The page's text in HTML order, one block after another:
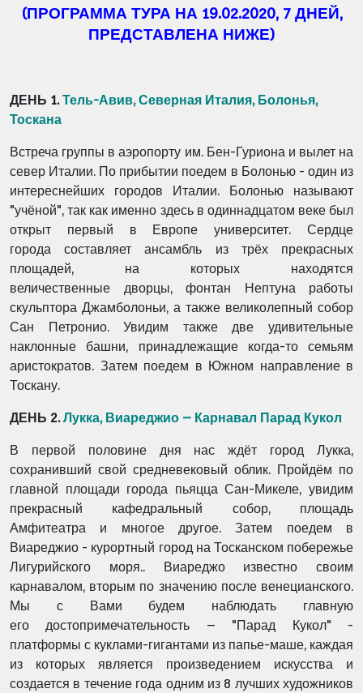
(ПРОГРАММА ТУРА НА 19.02.2020, 7 ДНЕЙ,
ПРЕДСТАВЛЕНА НИЖЕ)
ДЕНЬ 1.Тель-Авив, Северная Италия, Болонья,
Тоскана
Встреча группы в аэропорту им. Бен-Гуриона и вылет на
север Италии. По прибытии поедем в Болонью - один из
интереснейших городов Италии. Болонью называют
"учёной", так как именно здесь в одиннадцатом веке был
открыт первый в Европе университет. Сердце
городасоставляет ансамбль из трёх прекрасных
площадей, на которых находятся
величественные дворцы, фонтан Нептуна работы
скульптора Джамболоньи, а также великолепный собор
Сан Петронио. Увидим также две удивительные
наклонные башни, принадлежащие когда-то семьям
аристократов. Затем поедем в Южном направление в
Тоскану.
ДЕНЬ 2.Лукка, Виареджио – Карнавал Парад Кукол
В первой половине дня нас ждёт город Лукка,
сохранивший свой средневековый облик. Пройдём по
главной площади города пьяцца Сан-Микеле, увидим
прекрасный кафедральный собор, площадь
Амфитеатра и многое другое. Затем поедем в
Виареджио - курортный город на Тосканском побережье
Лигурийского моря.. Виареджо известно своим
карнавалом, вторым по значению после венецианского.
Мы с Вами будем наблюдать главную
егодостопримечательность – "Парад Кукол" -
платформы с куклами-гигантами из папье-маше, каждая
из которых является произведением искусства и
создается в течение года одним из 8 лучших художников